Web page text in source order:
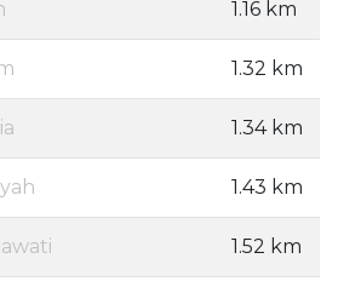
1.16 km
1.32 km
1.34 km
1.43 km
1.52 km